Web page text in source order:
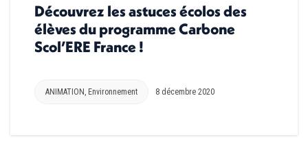
Découvrez les astuces écolos des
élèves du programme Carbone
Scol’ERE France !
ANIMATION Environnement 8 décembre 2020